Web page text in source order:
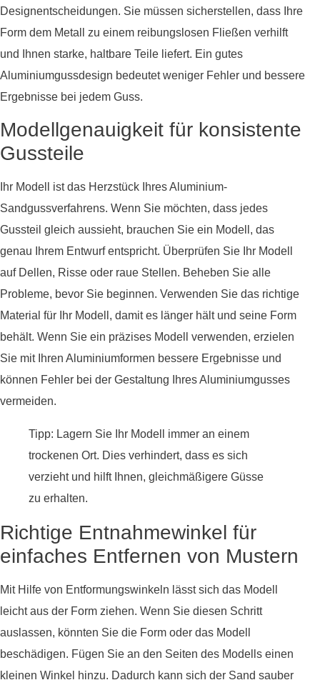
Designentscheidungen. Sie müssen sicherstellen, dass Ihre
Form dem Metall zu einem reibungslosen Fließen verhilft
und Ihnen starke, haltbare Teile liefert. Ein gutes
Aluminiumgussdesign bedeutet weniger Fehler und bessere
Ergebnisse bei jedem Guss.
Modellgenauigkeit für konsistente
Gussteile
Ihr Modell ist das Herzstück Ihres Aluminium-
Sandgussverfahrens. Wenn Sie möchten, dass jedes
Gussteil gleich aussieht, brauchen Sie ein Modell, das
genau Ihrem Entwurf entspricht. Überprüfen Sie Ihr Modell
auf Dellen, Risse oder raue Stellen. Beheben Sie alle
Probleme, bevor Sie beginnen. Verwenden Sie das richtige
Material für Ihr Modell, damit es länger hält und seine Form
behält. Wenn Sie ein präzises Modell verwenden, erzielen
Sie mit Ihren Aluminiumformen bessere Ergebnisse und
können Fehler bei der Gestaltung Ihres Aluminiumgusses
vermeiden.
Tipp: Lagern Sie Ihr Modell immer an einem
trockenen Ort. Dies verhindert, dass es sich
verzieht und hilft Ihnen, gleichmäßigere Güsse
zu erhalten.
Richtige Entnahmewinkel für
einfaches Entfernen von Mustern
Mit Hilfe von Entformungswinkeln lässt sich das Modell
leicht aus der Form ziehen. Wenn Sie diesen Schritt
auslassen, könnten Sie die Form oder das Modell
beschädigen. Fügen Sie an den Seiten des Modells einen
kleinen Winkel hinzu. Dadurch kann sich der Sand sauber